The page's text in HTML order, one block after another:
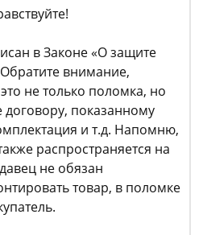
в Законе «О защите
внимание,
не только поломка, но
договору, показанному
и т.д. Напомню,
распространяется на
не обязан
товар, в поломке